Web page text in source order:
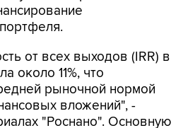
от всех выходов (IRR) в
около 11%, что
рыночной нормой
вложений", -
"Роснано". Основную